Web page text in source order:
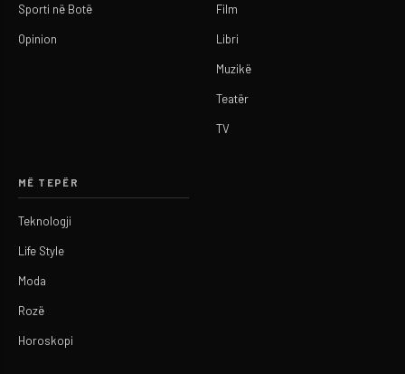
Sporti në Botë
Opinion
Film
Libri
Muzikë
Teatër
TV
MË TEPËR
Teknologji
Life Style
Moda
Rozë
Horoskopi